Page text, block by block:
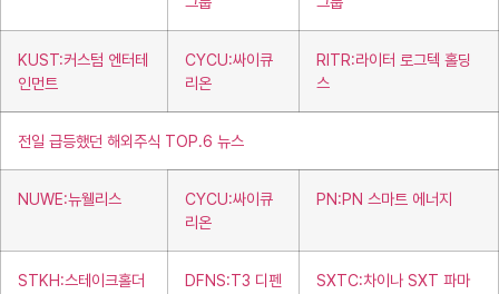
KUST:커스텀 엔터테
인먼트
CYCU:싸이큐
리온
RITR:라이터 로그텍 홀딩
스
전일 급등했던 해외주식 TOP.6 뉴스
NUWE:뉴웰리스
CYCU:싸이큐
리온
PN:PN 스마트 에너지
STKH:스테이크홀더
DFNS:T3 디펜
SXTC:차이나 SXT 파마